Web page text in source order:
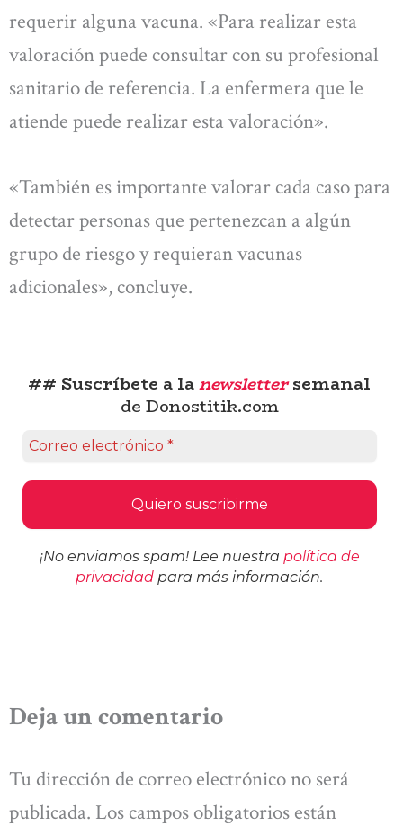
requerir alguna vacuna. «Para realizar esta
valoración puede consultar con su profesional
sanitario de referencia. La enfermera que le
atiende puede realizar esta valoración».
«También es importante valorar cada caso para
detectar personas que pertenezcan a algún
grupo de riesgo y requieran vacunas
adicionales», concluye.
## Suscríbete a lanewslettersemanal
de Donostitik.com
¡No enviamos spam! Lee nuestra política de
privacidad para más información.
Deja un comentario
Tu dirección de correo electrónico no será
publicada. Los campos obligatorios están